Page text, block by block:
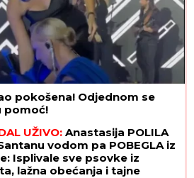
pokošena! Odjednom se
pomoć!
UŽIVO: Anastasija POLILA
vodom pa POBEGLA iz
Isplivale sve psovke iz
lažna obećanja i tajne